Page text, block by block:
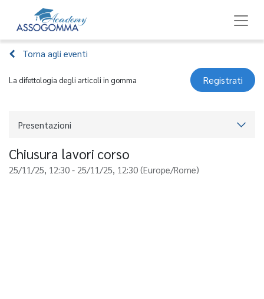
Torna agli eventi
La difettologia degli articoli in gomma Registrati
Presentazioni
Chiusura lavori corso
25/11/25, 12:30 - 25/11/25, 12:30 (Europe/Rome)